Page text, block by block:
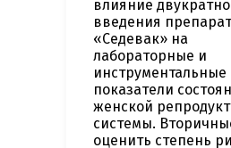
влияние
введения
«Седевак» на
лабораторные и
инструментальные
показатели
женской
системы.
оценить степень